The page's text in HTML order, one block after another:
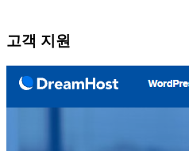
고객 지원